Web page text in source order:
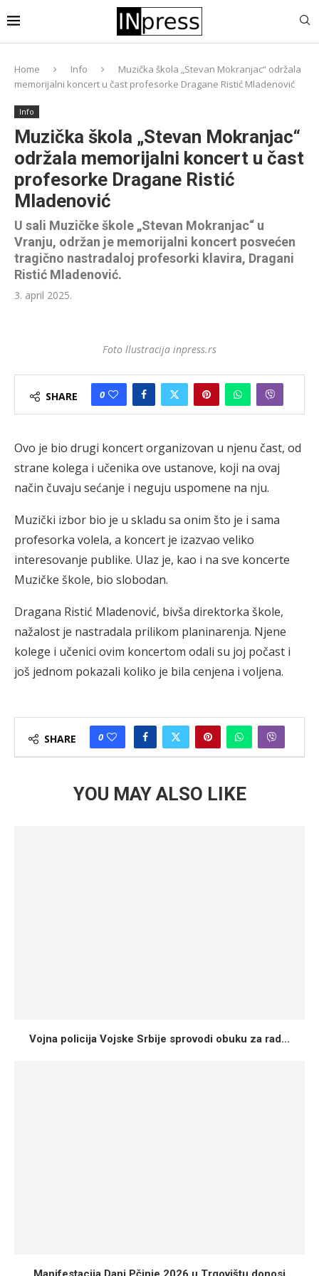
Home Info
Muzička škola „Stevan Mokranjac“ održala
memorijalni koncert u čast profesorke Dragane Ristić Mladenović
Info
Muzička škola „Stevan Mokranjac“
održala memorijalni koncert u čast
profesorke Dragane Ristić
Mladenović
U sali Muzičke škole „Stevan Mokranjac“ u
Vranju, održan je memorijalni koncert posvećen
tragično nastradaloj profesorki klavira, Dragani
Ristić Mladenović.
3. april 2025.
Foto llustracija inpress.rs
SHARE 0
Ovo je bio drugi koncert organizovan u njenu čast, od
strane kolega i učenika ove ustanove, koji na ovaj
način čuvaju sećanje i neguju uspomene na nju.
Muzički izbor bio je u skladu sa onim što je i sama
profesorka volela, a koncert je izazvao veliko
interesovanje publike. Ulaz je, kao i na sve koncerte
Muzičke škole, bio slobodan.
Dragana Ristić Mladenović, bivša direktorka škole,
nažalost je nastradala prilikom planinarenja. Njene
kolege i učenici ovim koncertom odali su joj počast i
još jednom pokazali koliko je bila cenjena i voljena.
SHARE 0
YOU MAY ALSO LIKE
Vojna policija Vojske Srbije sprovodi obuku za rad...